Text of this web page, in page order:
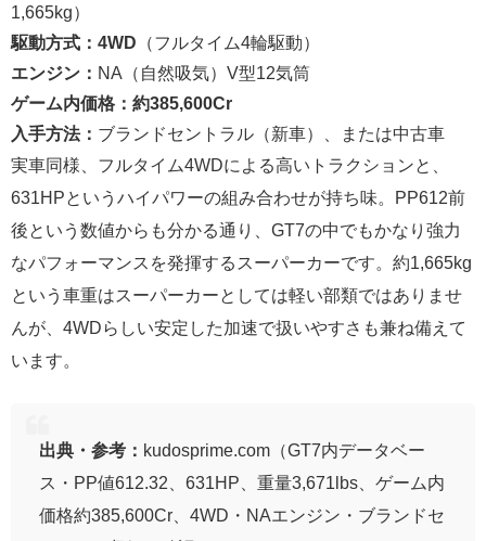
1,665kg）
駆動方式：4WD （フルタイム4輪駆動）
エンジン： NA（自然吸気）V型12気筒
ゲーム内価格：約385,600Cr
入手方法： ブランドセントラル（新車）、または中古車
実車同様、フルタイム4WDによる高いトラクションと、
631HPというハイパワーの組み合わせが持ち味。PP612前
後という数値からも分かる通り、GT7の中でもかなり強力
なパフォーマンスを発揮するスーパーカーです。約1,665kg
という車重はスーパーカーとしては軽い部類ではありませ
んが、4WDらしい安定した加速で扱いやすさも兼ね備えて
います。
出典・参考： kudosprime.com（GT7内データベー
ス・PP値612.32、631HP、重量3,671lbs、ゲーム内
価格約385,600Cr、4WD・NAエンジン・ブランドセ